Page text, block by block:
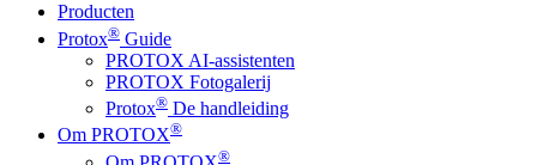
Producten
Protox® Guide
PROTOX AI-assistenten
PROTOX Fotogalerij
Protox® De handleiding
Om PROTOX®
®